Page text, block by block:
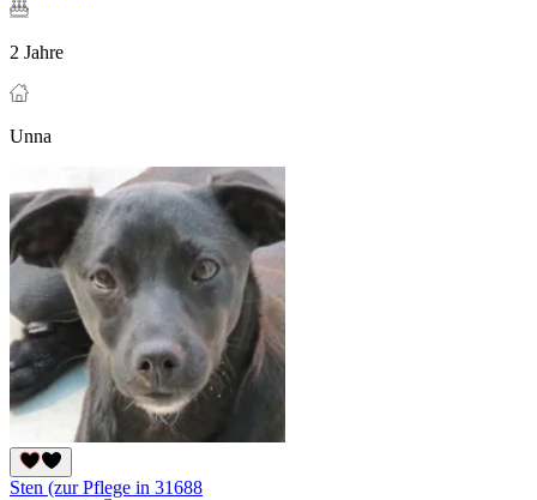
2 Jahre
Unna
Sten (zur Pflege in 31688